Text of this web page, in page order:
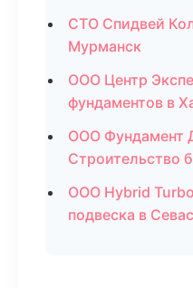
СТО Спидвей
Мурманск
ООО Центр
фундаментов в
ООО Фундамент
Строительство
ООО Hybrid
подвеска в